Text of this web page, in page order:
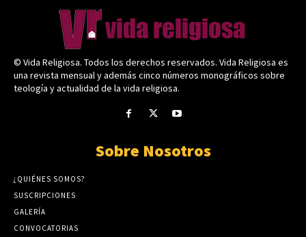
© Vida Religiosa. Todos los derechos reservados. Vida Religiosa es
una revista mensual y además cinco números monográficos sobre
teología y actualidad de la vida religiosa.
Sobre Nosotros
¿QUIÉNES SOMOS?
SUSCRIPCIONES
GALERÍA
CONVOCATORIAS